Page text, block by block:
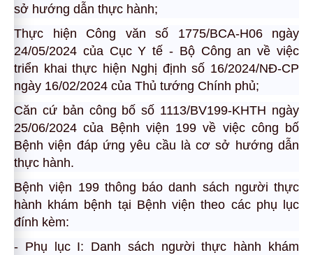
sở hướng dẫn thực hành;
Thực hiện Công văn số 1775/BCA-H06 ngày
24/05/2024 của Cục Y tế - Bộ Công an về việc
triển khai thực hiện Nghị định số 16/2024/NĐ-CP
ngày 16/02/2024 của Thủ tướng Chính phủ;
Căn cứ bản công bố số 1113/BV199-KHTH ngày
25/06/2024 của Bệnh viện 199 về việc công bố
Bệnh viện đáp ứng yêu cầu là cơ sở hướng dẫn
thực hành.
Bệnh viện 199 thông báo danh sách người thực
hành khám bệnh tại Bệnh viện theo các phụ lục
đính kèm:
- Phụ lục I: Danh sách người thực hành khám